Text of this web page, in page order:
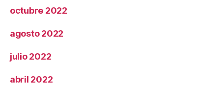
octubre 2022
agosto 2022
julio 2022
abril 2022